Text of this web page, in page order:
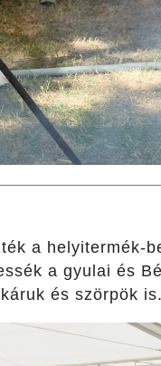
a helyitermék-
a gyulai és
és szörpök is.